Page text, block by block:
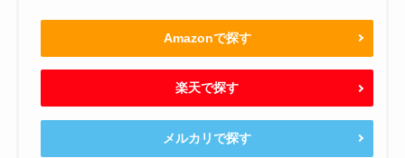
Amazonで探す
楽天で探す
メルカリで探す